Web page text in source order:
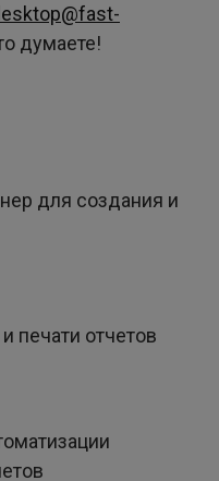
думаете!
для создания и
печати отчетов